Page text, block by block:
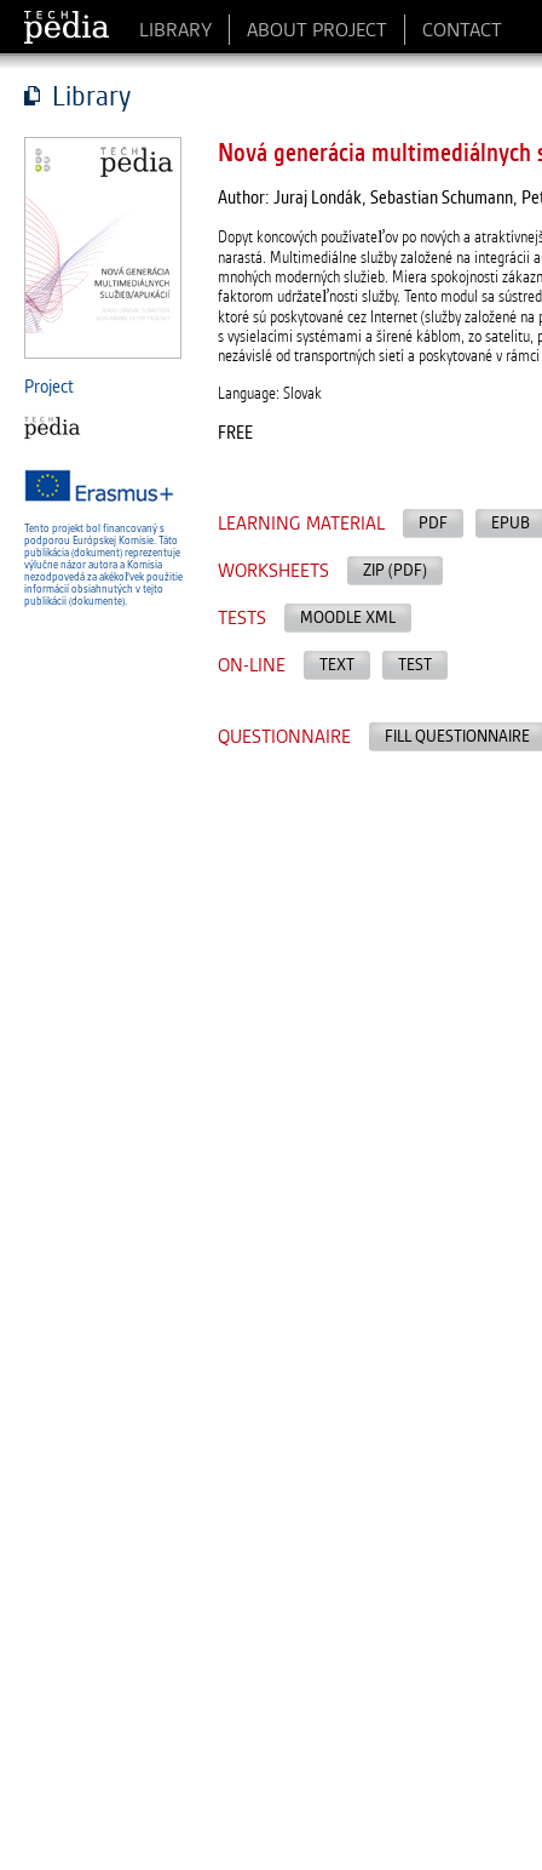
LIBRARY ABOUT PROJECT CONTACT
Library
Project
Tento projekt bol financovaný s
podporou Európskej Komisie. Táto
publikácia (dokument) reprezentuje
výlučne názor autora a Komisia
nezodpovedá za akékoľvek použitie
informácií obsiahnutých v tejto
publikácii (dokumente).
Nová generácia
Author: Juraj Londák, Sebastian Schumann,
Dopyt koncových používateľov po nových a
narastá. Multimediálne služby založené na integrácii
mnohých moderných služieb. Miera spokojnosti
faktorom udržateľnosti služby. Tento modul sa
ktoré sú poskytované cez Internet (služby založené
s vysielacími systémami a šírené káblom, zo satelitu,
nezávislé od transportných sietí a poskytované v
Language: Slovak
FREE
LEARNING MATERIAL PDF EPUB
WORKSHEETS ZIP (PDF)
TESTS MOODLE XML
ON-LINE TEXT TEST
QUESTIONNAIRE FILL QUESTIONNAIRE